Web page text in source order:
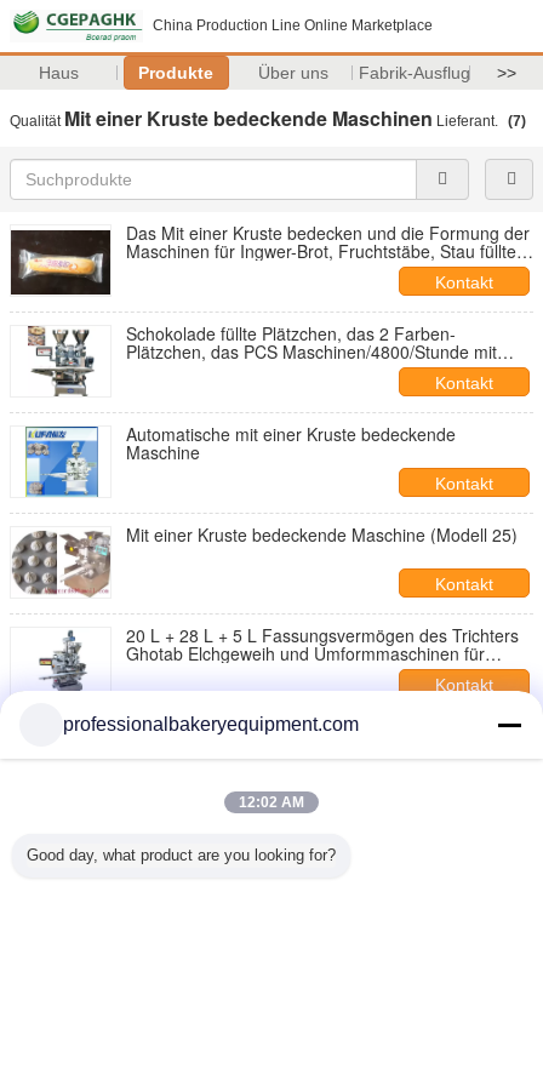
China Production Line Online Marketplace
Haus Produkte Über uns Fabrik-Ausflug >>
Qualität Mit einer Kruste bedeckende Maschinen Lieferant. (7)
Das Mit einer Kruste bedecken und die Formung der
Maschinen für Ingwer-Brot, Fruchtstäbe, Stau füllten
Kontakt
Schokolade füllte Plätzchen, das 2 Farben-
Plätzchen, das PCS Maschinen/4800/Stunde mit
Kontakt
Automatische mit einer Kruste bedeckende
Maschine
Kontakt
Mit einer Kruste bedeckende Maschine (Modell 25)
Kontakt
20 L + 28 L + 5 L Fassungsvermögen des Trichters
Ghotab Elchgeweih und Umformmaschinen für
Kontakt
Mochi, Ingwer-Brot-mit einer Kruste bedeckende
Maschinen für verschiedene Arten der trockenen
Anwendungen Daten gefüllte Mammoul, Mochi
professionalbakeryequipment.com
12:02 AM
Good day, what product are you looking for?